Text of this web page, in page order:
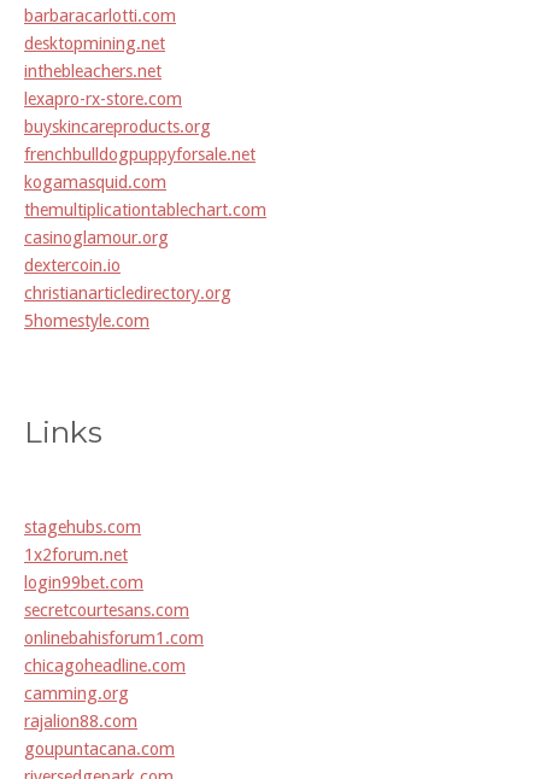
barbaracarlotti.com
desktopmining.net
inthebleachers.net
lexapro-rx-store.com
buyskincareproducts.org
frenchbulldogpuppyforsale.net
kogamasquid.com
themultiplicationtablechart.com
casinoglamour.org
dextercoin.io
christianarticledirectory.org
5homestyle.com
Links
stagehubs.com
1x2forum.net
login99bet.com
secretcourtesans.com
onlinebahisforum1.com
chicagoheadline.com
camming.org
rajalion88.com
goupuntacana.com